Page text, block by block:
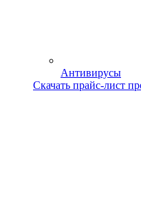
Антивирусы
Скачать прайс-лист